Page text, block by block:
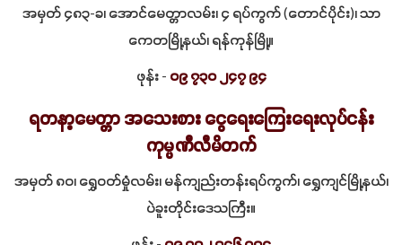
အမှတ် ၄၈၃-ခ၊ အောင်မေတ္တာလမ်း၊ ၄ ရပ်ကွက် (တောင်ပိုင်း)၊ သာ
ကေတမြို့နယ်၊ ရန်ကုန်မြို့။
ဖုန်း - ၀၉ ၇၃၀ ၂၄၇ ၉၄
ရတနာ့မေတ္တာ အသေးစား ငွေရေးကြေးရေးလုပ်ငန်း
ကုမ္ပဏီလီမိတက်
အမှတ် ၈၀၊ ရွှေဝတ်မှုံလမ်း၊ မန်ကျည်းတန်းရပ်ကွက်၊ ရွှေကျင်မြို့နယ်၊
ပဲခူးတိုင်းဒေသကြီး။